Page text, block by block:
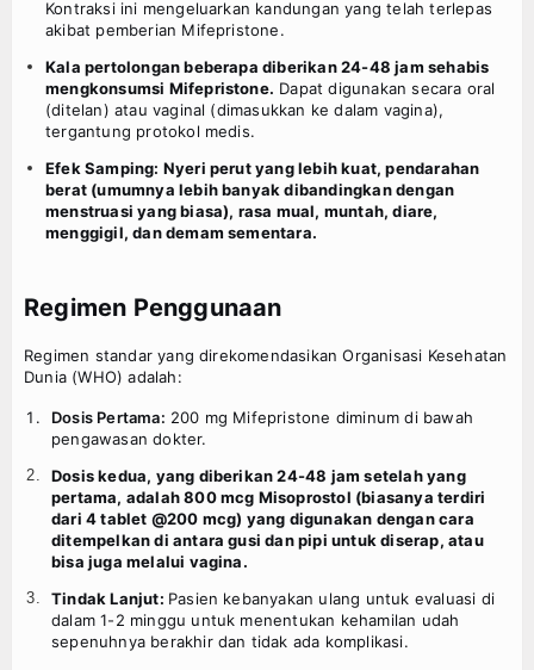
Kontraksi ini mengeluarkan kandungan yang telah terlepas
akibat pemberian Mifepristone.
Kala pertolongan beberapa diberikan 24-48 jam sehabis
mengkonsumsi Mifepristone. Dapat digunakan secara oral
(ditelan) atau vaginal (dimasukkan ke dalam vagina),
tergantung protokol medis.
Efek Samping: Nyeri perut yang lebih kuat, pendarahan
berat (umumnya lebih banyak dibandingkan dengan
menstruasi yang biasa), rasa mual, muntah, diare,
menggigil, dan demam sementara.
Regimen Penggunaan
Regimen standar yang direkomendasikan Organisasi Kesehatan
Dunia (WHO) adalah:
Dosis Pertama: 200 mg Mifepristone diminum di bawah
pengawasan dokter.
Dosis kedua, yang diberikan 24-48 jam setelah yang
pertama, adalah 800 mcg Misoprostol (biasanya terdiri
dari 4 tablet @200 mcg) yang digunakan dengan cara
ditempelkan di antara gusi dan pipi untuk diserap, atau
bisa juga melalui vagina.
Tindak Lanjut: Pasien kebanyakan ulang untuk evaluasi di
dalam 1-2 minggu untuk menentukan kehamilan udah
sepenuhnya berakhir dan tidak ada komplikasi.